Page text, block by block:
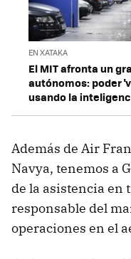
EN XATAKA
El MIT afronta un
autónomos: poder
usando la
Además de Air
Navya, tenemos a
de la asistencia en
responsable del
operaciones en el